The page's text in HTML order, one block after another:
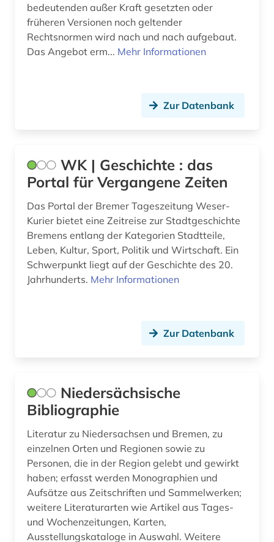
bedeutenden außer Kraft gesetzten oder
früheren Versionen noch geltender
Rechtsnormen wird nach und nach aufgebaut.
Das Angebot erm... Mehr Informationen
Zur Datenbank
WK | Geschichte : das
Portal für Vergangene Zeiten
Das Portal der Bremer Tageszeitung Weser-
Kurier bietet eine Zeitreise zur Stadtgeschichte
Bremens entlang der Kategorien Stadtteile,
Leben, Kultur, Sport, Politik und Wirtschaft. Ein
Schwerpunkt liegt auf der Geschichte des 20.
Jahrhunderts. Mehr Informationen
Zur Datenbank
Niedersächsische
Bibliographie
Literatur zu Niedersachsen und Bremen, zu
einzelnen Orten und Regionen sowie zu
Personen, die in der Region gelebt und gewirkt
haben; erfasst werden Monographien und
Aufsätze aus Zeitschriften und Sammelwerken;
weitere Literaturarten wie Artikel aus Tages-
und Wochenzeitungen, Karten,
Ausstellungskataloge in Auswahl. Weitere